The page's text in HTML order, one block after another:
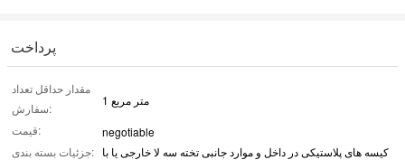
پرداخت
مقدار حداقل تعداد
سفارش:
1 متر مربع
قیمت:
negotiable
جزئیات بسته بندی: کیسه های پلاستیکی در داخل و موارد جانبی تخته سه لا خارجی یا با